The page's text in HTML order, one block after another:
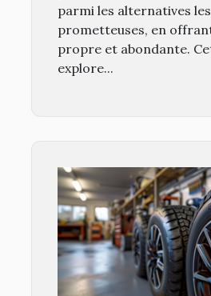
parmi les alternatives
prometteuses, en
propre et abondante.
explore...